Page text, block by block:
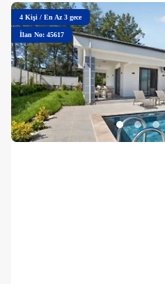
4 Kişi / En Az 3 gece
İlan No: 45617